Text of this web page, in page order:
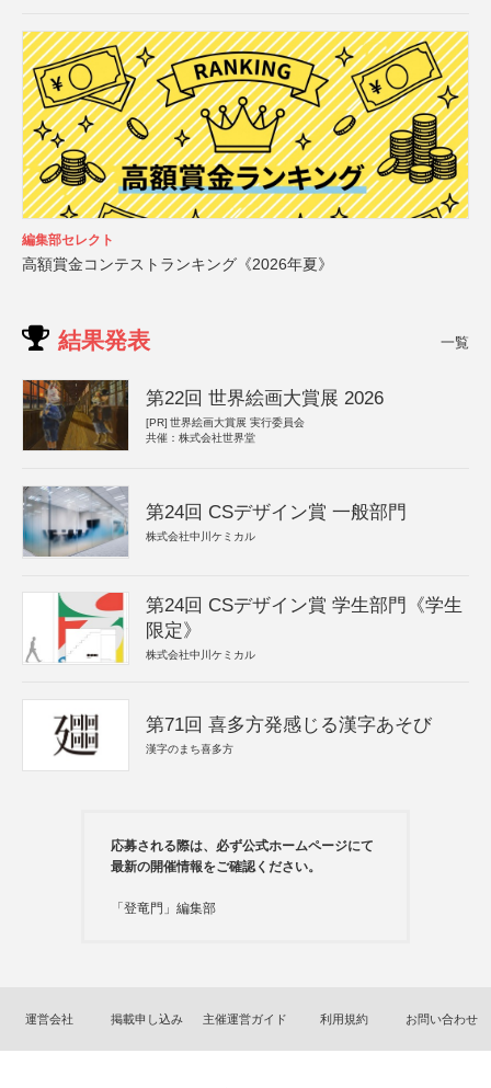
編集部セレクト
高額賞金コンテストランキング《2026年夏》
結果発表 一覧
第22回 世界絵画大賞展 2026
[PR] 世界絵画大賞展 実行委員会
共催：株式会社世界堂
第24回 CSデザイン賞 一般部門
株式会社中川ケミカル
第24回 CSデザイン賞 学生部門《学生
限定》
株式会社中川ケミカル
第71回 喜多方発感じる漢字あそび
漢字のまち喜多方
応募される際は、必ず公式ホームページにて
最新の開催情報をご確認ください。
「登竜門」編集部
運営会社 掲載申し込み 主催運営ガイド 利用規約 お問い合わせ